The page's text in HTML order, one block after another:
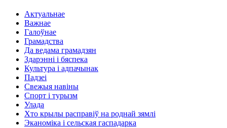
Актуальнае
Важнае
Галоўнае
Грамадства
Да ведама грамадзян
Здарэнні і бяспека
Культура і адпачынак
Падзеі
Свежыя навіны
Спорт і турызм
Улада
Хто крылы расправіў на роднай зямлі
Эканоміка і сельская гаспадарка